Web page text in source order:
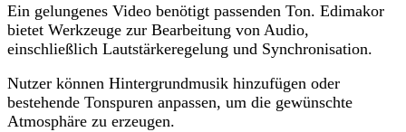
Ein gelungenes Video benötigt passenden Ton. Edimakor
bietet Werkzeuge zur Bearbeitung von Audio,
einschließlich Lautstärkeregelung und Synchronisation.
Nutzer können Hintergrundmusik hinzufügen oder
bestehende Tonspuren anpassen, um die gewünschte
Atmosphäre zu erzeugen.